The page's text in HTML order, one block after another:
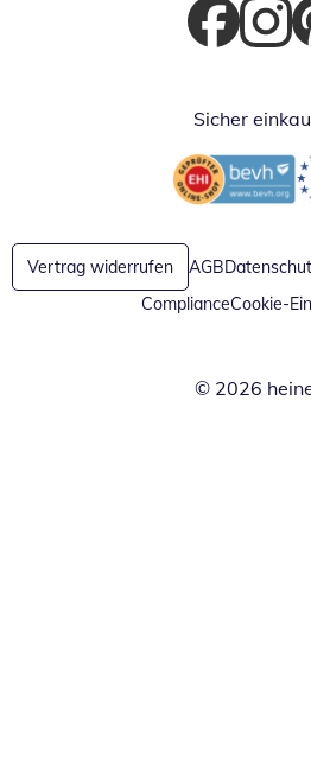
Öffnet inÖffnet
Sicher
Öffnet in neuem
Vertrag widerrufen AGB
ComplianceCookie-
© 2026